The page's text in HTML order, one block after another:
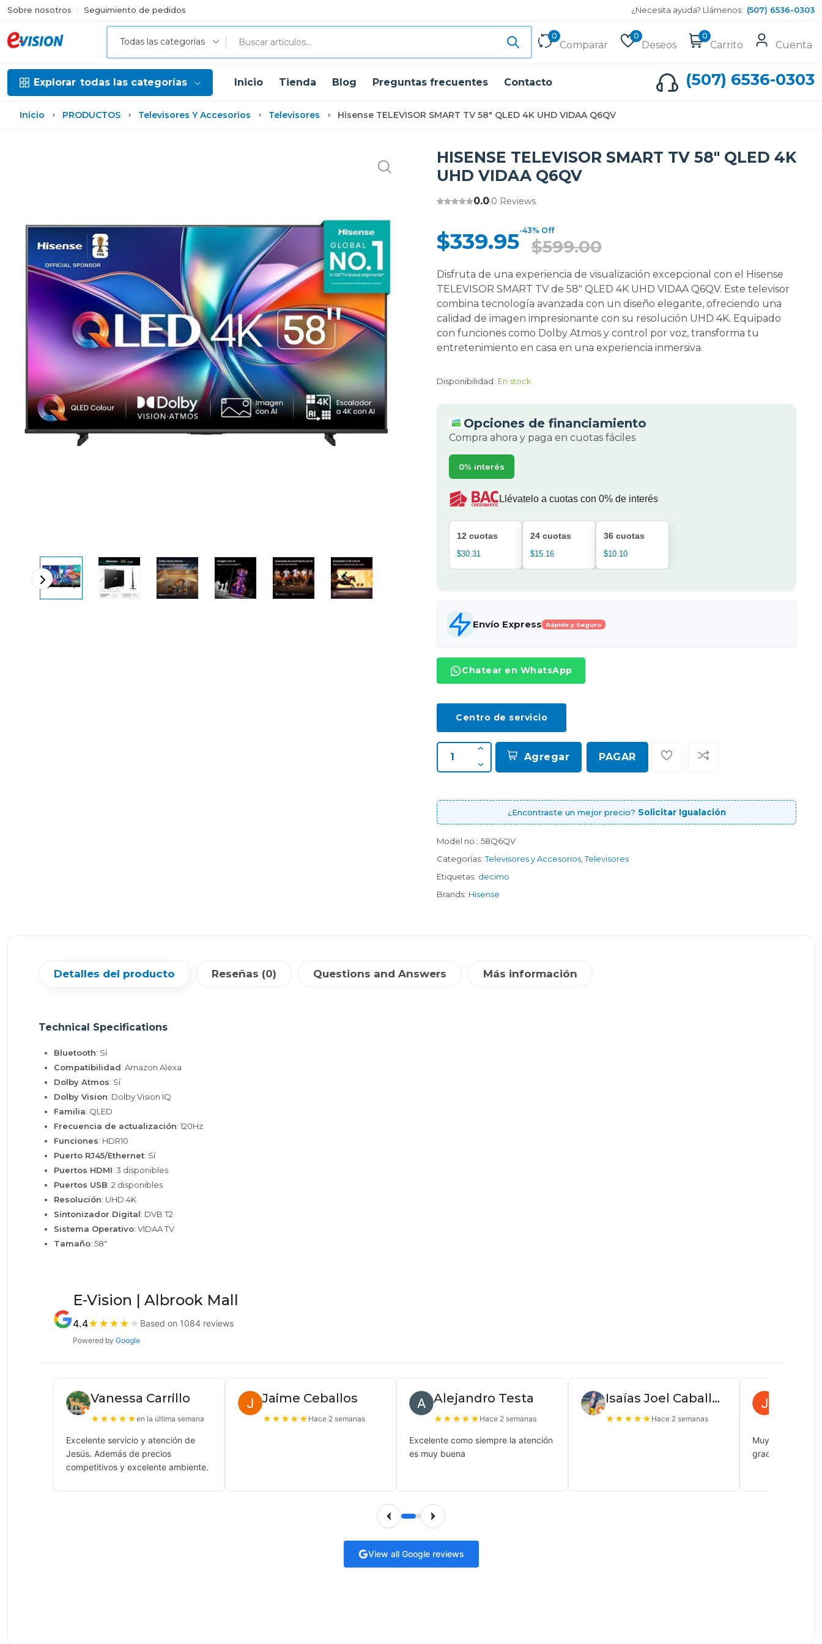
Sobre nosotros Seguimiento de pedidos ¿Necesita ayuda? Llámenos: (507) 6536-0303
Todas las categorías
0
Comparar
0
Deseos
0
Carrito Cuenta
Explorar todas las categorías Inicio Tienda Blog Preguntas frecuentes Contacto (507) 6536-0303
Inicio PRODUCTOS Televisores Y Accesorios Televisores Hisense TELEVISOR SMART TV 58" QLED 4K UHD VIDAA Q6QV
HISENSE TELEVISOR SMART TV 58" QLED 4K
UHD VIDAA Q6QV
0.0|0 Reviews
$339.95-43% Off
$599.00
Disfruta de una experiencia de visualización excepcional con el Hisense
TELEVISOR SMART TV de 58" QLED 4K UHD VIDAA Q6QV. Este televisor
combina tecnología avanzada con un diseño elegante, ofreciendo una
calidad de imagen impresionante con su resolución UHD 4K. Equipado
con funciones como Dolby Atmos y control por voz, transforma tu
entretenimiento en casa en una experiencia inmersiva.
Disponibilidad: En stock
Opciones de financiamiento
Compra ahora y paga en cuotas fáciles
0% interés
Llévatelo a cuotas con 0% de interés
12 cuotas
$30.31
24 cuotas
$15.16
36 cuotas
$10.10
Envío Express Rápido y Seguro
Chatear en WhatsApp
Centro de servicio
Agregar PAGAR
¿Encontraste un mejor precio? Solicitar Igualación
Model no.: 58Q6QV
Categorías: Televisores y Accesorios ,Televisores
Etiquetas: decimo
Brands: Hisense
Detalles del producto Reseñas (0) Questions and Answers Más información
Technical Specifications
Bluetooth: Sí
Compatibilidad: Amazon Alexa
Dolby Atmos: Sí
Dolby Vision: Dolby Vision IQ
Familia: QLED
Frecuencia de actualización: 120Hz
Funciones: HDR10
Puerto RJ45/Ethernet: Sí
Puertos HDMI: 3 disponibles
Puertos USB: 2 disponibles
Resolución: UHD 4K
Sintonizador Digital: DVB T2
Sistema Operativo: VIDAA TV
Tamaño: 58"
E-Vision | Albrook Mall
4.4★ ★ ★ ★ ★ Based on 1084 reviews
Powered by Google
Vanessa Carrillo
★★★★★en la última semana
Excelente servicio y atención de
Jesús. Además de precios
competitivos y excelente ambiente.
Jaime Ceballos
★★★★★ Hace 2 semanas
Alejandro Testa
★★★★★ Hace 2 semanas
Excelente como siempre la atención
es muy buena
Isaías Joel Caballero
★★★★★ Hace 2 semanas
Muy buena
gracias
View all Google reviews